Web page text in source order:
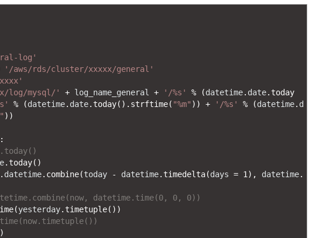
log'
'/aws/rds/cluster/xxxxx/general'
log/mysql/' + log_name_general + '/%s' % (datetime. date. today
% (datetime. date. today( ) . strftime( "%m" ) ) + '/%s' % (datetime. d
) )
:
. today( )
. datetime. combine(today - datetime. timedelta(days = 1 ) , datetime.
datetime.time(0, 0, 0))
(yesterday. timetuple( ) )
)